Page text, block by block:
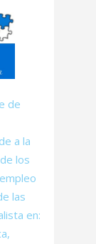
de
a la
los
las
en: